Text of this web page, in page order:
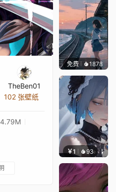
TheBen01
102 张壁纸
免费 1878辰东
￥1 93 辰东